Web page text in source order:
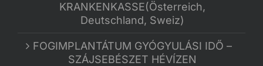
KRANKENKASSE(Österreich,
Deutschland, Sweiz)
FOGIMPLANTÁTUM GYÓGYULÁSI IDŐ –
SZÁJSEBÉSZET HÉVÍZEN